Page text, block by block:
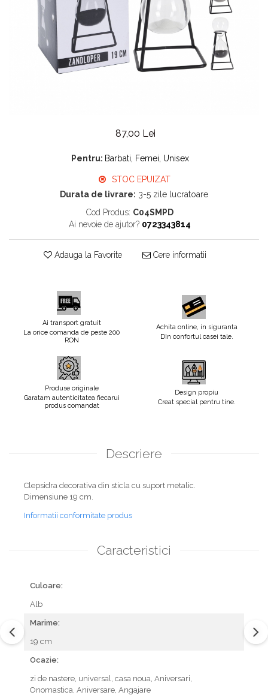
87,00 Lei
Pentru: Barbati, Femei, Unisex
STOC EPUIZAT
Durata de livrare: 3-5 zile lucratoare
Cod Produs: C04SMPD
Ai nevoie de ajutor? 0723343814
Adauga la Favorite Cere informatii
Ai transport gratuit
La orice comanda de peste 200
RON
Achita online, in siguranta
DIn confortul casei tale.
Produse originale
Garatam autenticitatea fiecarui
produs comandat
Design propiu
Creat special pentru tine.
Descriere
Clepsidra decorativa din sticla cu suport metalic.
Dimensiune 19 cm.
Informatii conformitate produs
Caracteristici
Culoare:
Alb
Marime:
19 cm
Ocazie:
zi de nastere, universal, casa noua, Aniversari,
Onomastica, Aniversare, Angajare